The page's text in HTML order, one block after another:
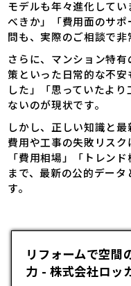
モデルも年々進化して
べきか」「費用面のサ
問も、実際のご相談で非
さらに、マンション特
策といった日常的な不
した」「思っていたよ
ないのが現状です。
しかし、正しい知識と最
費用や工事の失敗リス
「費用相場」「トレン
まで、最新の公的デー
す。
リフォームで空間
力 - 株式会社ロッ